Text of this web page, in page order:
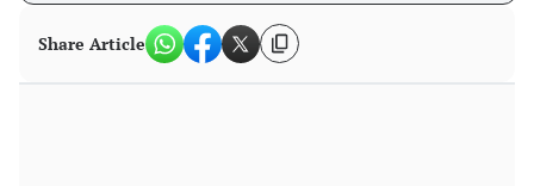
Share Article